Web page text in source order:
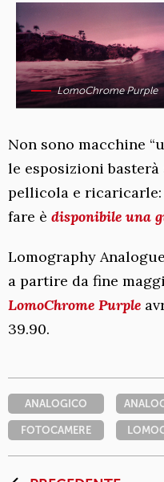
LomoChrome Purple
Non sono macchine
le esposizioni
pellicola e ricaricarle:
fare è disponibile una
Lomography
a partire da fine
LomoChrome Purple
39.90.
ANALOGICO
FOTOCAMERE